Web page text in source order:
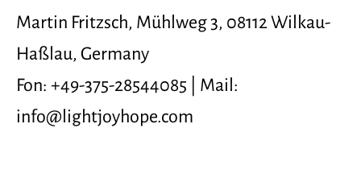
Martin Fritzsch, Mühlweg 3, 08112 Wilkau-
Haßlau, Germany
Fon: +49-375-28544085 | Mail:
info@lightjoyhope.com